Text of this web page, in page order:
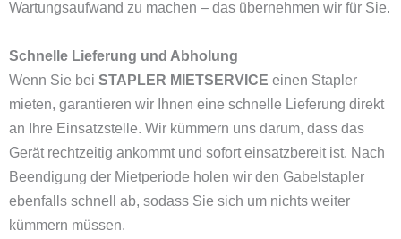
Wartungsaufwand zu machen – das übernehmen wir für Sie.
Schnelle Lieferung und Abholung
Wenn Sie bei STAPLER MIETSERVICE einen Stapler
mieten, garantieren wir Ihnen eine schnelle Lieferung direkt
an Ihre Einsatzstelle. Wir kümmern uns darum, dass das
Gerät rechtzeitig ankommt und sofort einsatzbereit ist. Nach
Beendigung der Mietperiode holen wir den Gabelstapler
ebenfalls schnell ab, sodass Sie sich um nichts weiter
kümmern müssen.